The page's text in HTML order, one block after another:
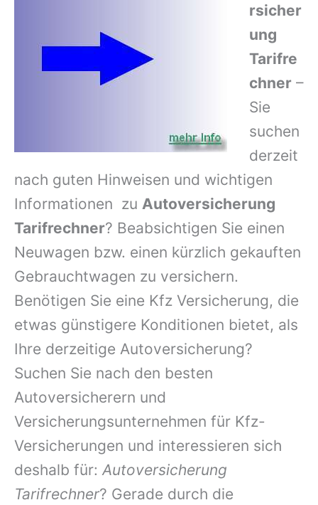
rsicher
ung
Tarifre
chner –
Sie
suchen
derzeit
nach guten Hinweisen und wichtigen
Informationen zu Autoversicherung
Tarifrechner? Beabsichtigen Sie einen
Neuwagen bzw. einen kürzlich gekauften
Gebrauchtwagen zu versichern.
Benötigen Sie eine Kfz Versicherung, die
etwas günstigere Konditionen bietet, als
Ihre derzeitige Autoversicherung?
Suchen Sie nach den besten
Autoversicherern und
Versicherungsunternehmen für Kfz-
Versicherungen und interessieren sich
deshalb für: Autoversicherung
Tarifrechner? Gerade durch die